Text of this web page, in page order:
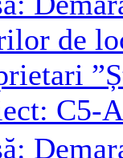
de
C5-